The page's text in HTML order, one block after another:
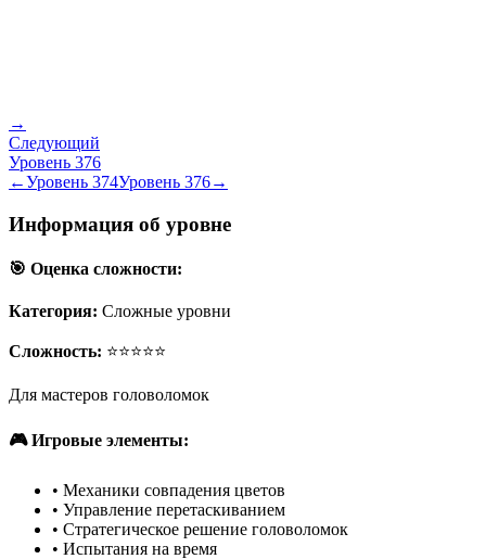
→
Следующий
Уровень 376
←Уровень 374Уровень 376→
Информация об уровне
🎯 Оценка сложности:
Категория: Сложные уровни
Сложность: ⭐⭐⭐⭐⭐
Для мастеров головоломок
🎮 Игровые элементы:
• Механики совпадения цветов
• Управление перетаскиванием
• Стратегическое решение головоломок
• Испытания на время